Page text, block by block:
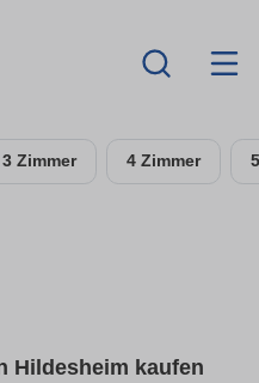
3 Zimmer 4 Zimmer
Hildesheim kaufen